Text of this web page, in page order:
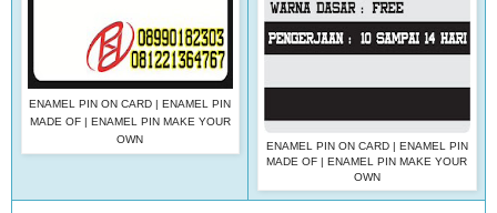
ENAMEL PIN ON CARD | ENAMEL PIN
MADE OF| ENAMEL PIN MAKE YOUR
OWN
ENAMEL PIN ON CARD| ENAMEL PIN
MADE OF | ENAMEL PIN MAKE YOUR
OWN